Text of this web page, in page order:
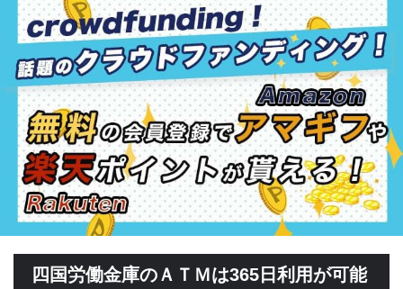
四国労働金庫のＡＴＭは365日利用が可能